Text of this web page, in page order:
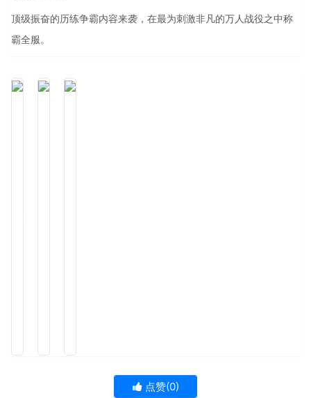
顶级振奋的历练争霸内容来袭，在最为刺激非凡的万人战役之中称
霸全服。
点赞(0)